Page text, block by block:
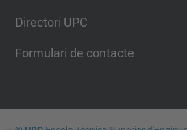
Directori UPC
Formulari de contacte